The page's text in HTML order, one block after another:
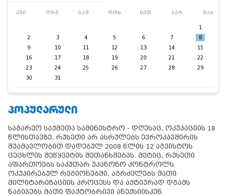
კვი ორშ სამ ოთხ ხუთ პარ შაბ
1
2
3 4 5 6 7
8
9
10 11 12 13 14
15
16
17 18 19 20 21
22
23
24 25 26 27 28
29
30
31
ᲞᲝᲞᲣᲚᲐᲠᲣᲚᲘ
საგარეო საქმეთა სამინისტრო - დღესაც, ოკუპაციის 18
წლისთავზე, რუსეთი არ ასრულებს ევროკავშირის
შუამავლობით დადებულ 2008 წლის 12 აგვისტოს
ცეცხლის შეწყვეტის შეთანხმებას. მეტიც, რუსეთი
აფართოებს საკუთარ უკანონო კონტროლს
ოკუპირებულ რეგიონებში, აგრძელებს მათი
მილიტარიზაციის პროცესს და აქტიურად დგამს
ნაბიჯებს მათი ფაქტობრივი ანექსიისკენ